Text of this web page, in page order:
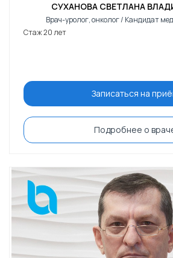
СУХАНОВА СВЕТЛАНА
Врач-уролог, онколог / Кандидат
Стаж 20 лет
Записаться на
Подробнее о